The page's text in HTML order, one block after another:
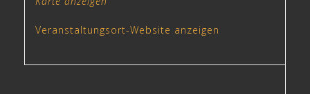
Veranstaltungsort-Website anzeigen